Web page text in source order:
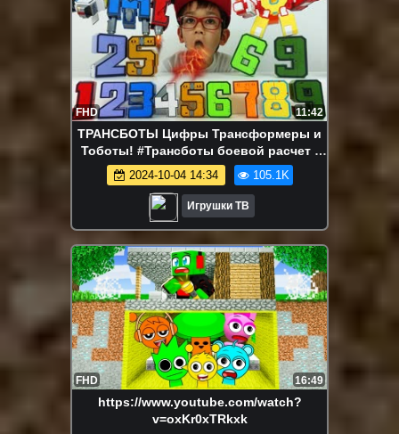
FHD 11:42
ТРАНСБОТЫ Цифры Трансформеры и
Тоботы! #Трансботы боевой расчет -
Распаковка игрушки трансформеры
2024-10-04 14:34 105.1K
Игрушки ТВ
FHD 16:49
https://www.youtube.com/watch?
v=oxKr0xTRkxk